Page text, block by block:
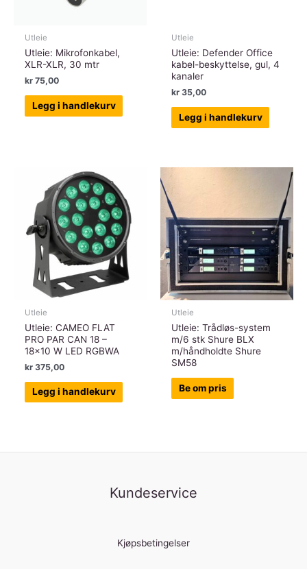
Utleie
Utleie: Mikrofonkabel,
XLR-XLR, 30 mtr
kr 75,00
Legg i handlekurv
Utleie
Utleie: Defender Office
kabel-beskyttelse, gul, 4
kanaler
kr 35,00
Legg i handlekurv
Utleie
Utleie: CAMEO FLAT
PRO PAR CAN 18 –
18×10 W LED RGBWA
kr 375,00
Legg i handlekurv
Utleie
Utleie: Trådløs-system
m/6 stk Shure BLX
m/håndholdte Shure
SM58
Be om pris
Kundeservice
Kjøpsbetingelser